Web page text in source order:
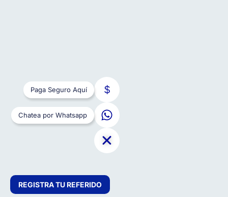
Paga Seguro Aquí
Chatea por Whatsapp
REGISTRA TU REFERIDO